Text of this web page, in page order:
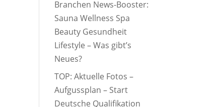
Branchen News-Booster:
Sauna Wellness Spa
Beauty Gesundheit
Lifestyle – Was gibt’s
Neues?
TOP: Aktuelle Fotos –
Aufgussplan – Start
Deutsche Qualifikation